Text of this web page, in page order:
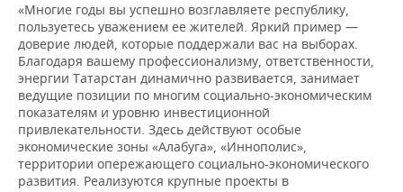
«Многие годы вы успешно возглавляете республику,
пользуетесь уважением ее жителей. Яркий пример —
доверие людей, которые поддержали вас на выборах.
Благодаря вашему профессионализму, ответственности,
энергии Татарстан динамично развивается, занимает
ведущие позиции по многим социально-экономическим
показателям и уровню инвестиционной
привлекательности. Здесь действуют особые
экономические зоны «Алабуга», «Иннополис»,
территории опережающего социально-экономического
развития. Реализуются крупные проекты в